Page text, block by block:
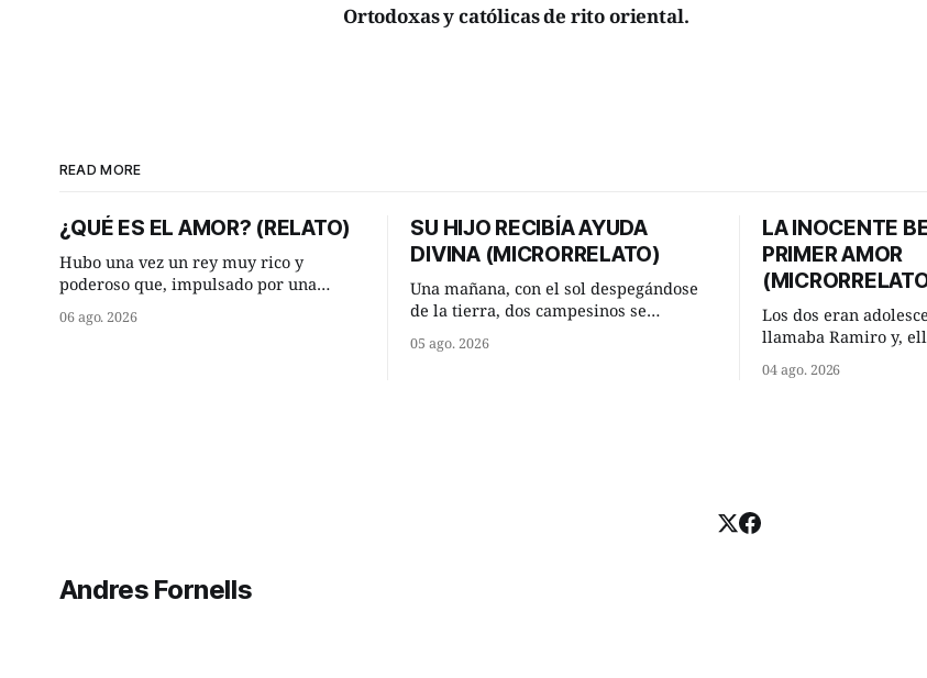
Ortodoxas y católicas de rito oriental.
READ MORE
¿QUÉ ES EL AMOR? (RELATO)
Hubo una vez un rey muy rico y
poderoso que, impulsado por una
hizo una inesperada pregunta al más
06 ago. 2026
SU HIJO RECIBÍA AYUDA
DIVINA (MICRORRELATO)
Una mañana, con el sol despegándose
de la tierra, dos campesinos se
detuvieron un momento a hablar. —
05 ago. 2026
LA INOCENTE
PRIMER AMOR
Los dos eran
llamaba Ramiro y,
domingo de verano, a
04 ago. 2026
Andres Fornells